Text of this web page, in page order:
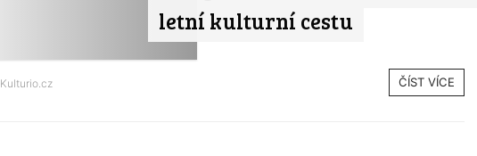
letní kulturní cestu
Kulturio.cz ČÍST VÍCE